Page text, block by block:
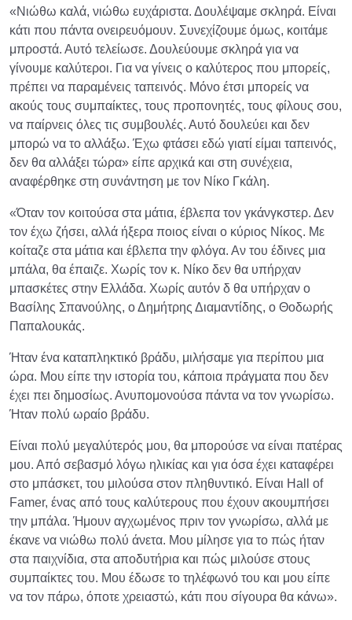
«Νιώθω καλά, νιώθω ευχάριστα. Δουλέψαμε σκληρά. Είναι
κάτι που πάντα ονειρευόμουν. Συνεχίζουμε όμως, κοιτάμε
μπροστά. Αυτό τελείωσε. Δουλεύουμε σκληρά για να
γίνουμε καλύτεροι. Για να γίνεις ο καλύτερος που μπορείς,
πρέπει να παραμένεις ταπεινός. Μόνο έτσι μπορείς να
ακούς τους συμπαίκτες, τους προπονητές, τους φίλους σου,
να παίρνεις όλες τις συμβουλές. Αυτό δουλεύει και δεν
μπορώ να το αλλάξω. Έχω φτάσει εδώ γιατί είμαι ταπεινός,
δεν θα αλλάξει τώρα» είπε αρχικά και στη συνέχεια,
αναφέρθηκε στη συνάντηση με τον Νίκο Γκάλη.
«Όταν τον κοιτούσα στα μάτια, έβλεπα τον γκάνγκστερ. Δεν
τον έχω ζήσει, αλλά ήξερα ποιος είναι ο κύριος Νίκος. Με
κοίταζε στα μάτια και έβλεπα την φλόγα. Αν του έδινες μια
μπάλα, θα έπαιζε. Χωρίς τον κ. Νίκο δεν θα υπήρχαν
μπασκέτες στην Ελλάδα. Χωρίς αυτόν δ θα υπήρχαν ο
Βασίλης Σπανούλης, ο Δημήτρης Διαμαντίδης, ο Θοδωρής
Παπαλουκάς.
Ήταν ένα καταπληκτικό βράδυ, μιλήσαμε για περίπου μια
ώρα. Μου είπε την ιστορία του, κάποια πράγματα που δεν
έχει πει δημοσίως. Ανυπομονούσα πάντα να τον γνωρίσω.
Ήταν πολύ ωραίο βράδυ.
Είναι πολύ μεγαλύτερός μου, θα μπορούσε να είναι πατέρας
μου. Από σεβασμό λόγω ηλικίας και για όσα έχει καταφέρει
στο μπάσκετ, του μιλούσα στον πληθυντικό. Είναι Hall of
Famer, ένας από τους καλύτερους που έχουν ακουμπήσει
την μπάλα. Ήμουν αγχωμένος πριν τον γνωρίσω, αλλά με
έκανε να νιώθω πολύ άνετα. Μου μίλησε για το πώς ήταν
στα παιχνίδια, στα αποδυτήρια και πώς μιλούσε στους
συμπαίκτες του. Μου έδωσε το τηλέφωνό του και μου είπε
να τον πάρω, όποτε χρειαστώ, κάτι που σίγουρα θα κάνω».